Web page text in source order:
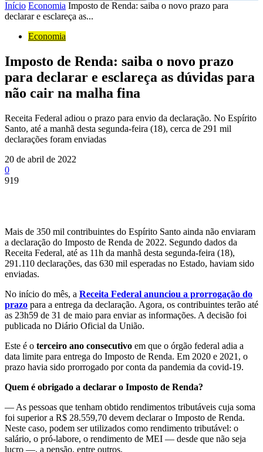
Início Economia Imposto de Renda: saiba o novo prazo para
declarar e esclareça as...
Economia
Imposto de Renda: saiba o novo prazo
para declarar e esclareça as dúvidas para
não cair na malha fina
Receita Federal adiou o prazo para envio da declaração. No Espírito
Santo, até a manhã desta segunda-feira (18), cerca de 291 mil
declarações foram enviadas
20 de abril de 2022
0
919
Mais de 350 mil contribuintes do Espírito Santo ainda não enviaram
a declaração do Imposto de Renda de 2022. Segundo dados da
Receita Federal, até as 11h da manhã desta segunda-feira (18),
291.110 declarações, das 630 mil esperadas no Estado, haviam sido
enviadas.
No início do mês, a Receita Federal anunciou a prorrogação do
prazo para a entrega da declaração. Agora, os contribuintes terão até
as 23h59 de 31 de maio para enviar as informações. A decisão foi
publicada no Diário Oficial da União.
Este é o terceiro ano consecutivo em que o órgão federal adia a
data limite para entrega do Imposto de Renda. Em 2020 e 2021, o
prazo havia sido prorrogado por conta da pandemia da covid-19.
Quem é obrigado a declarar o Imposto de Renda?
— As pessoas que tenham obtido rendimentos tributáveis cuja soma
foi superior a R$ 28.559,70 devem declarar o Imposto de Renda.
Neste caso, podem ser utilizados como rendimento tributável: o
salário, o pró-labore, o rendimento de MEI — desde que não seja
lucro —, a pensão, entre outros.